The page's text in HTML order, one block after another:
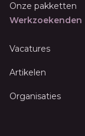
Onze pakketten
Werkzoekenden
Vacatures
Artikelen
Organisaties